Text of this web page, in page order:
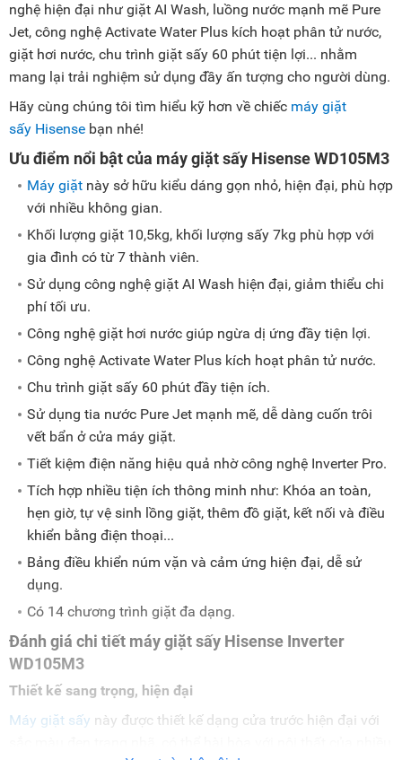
nghệ hiện đại như giặt AI Wash, luồng nước mạnh mẽ Pure
Jet, công nghệ Activate Water Plus kích hoạt phân tử nước,
giặt hơi nước, chu trình giặt sấy 60 phút tiện lợi... nhằm
mang lại trải nghiệm sử dụng đầy ấn tượng cho người dùng.
Hãy cùng chúng tôi tìm hiểu kỹ hơn về chiếc máy giặt
sấy Hisense bạn nhé!
Ưu điểm nổi bật của máy giặt sấy Hisense WD105M3
Máy giặt này sở hữu kiểu dáng gọn nhỏ, hiện đại, phù hợp
với nhiều không gian.
Khối lượng giặt 10,5kg, khối lượng sấy 7kg phù hợp với
gia đình có từ 7 thành viên.
Sử dụng công nghệ giặt AI Wash hiện đại, giảm thiểu chi
phí tối ưu.
Công nghệ giặt hơi nước giúp ngừa dị ứng đầy tiện lợi.
Công nghệ Activate Water Plus kích hoạt phân tử nước.
Chu trình giặt sấy 60 phút đầy tiện ích.
Sử dụng tia nước Pure Jet mạnh mẽ, dễ dàng cuốn trôi
vết bẩn ở cửa máy giặt.
Tiết kiệm điện năng hiệu quả nhờ công nghệ Inverter Pro.
Tích hợp nhiều tiện ích thông minh như: Khóa an toàn,
hẹn giờ, tự vệ sinh lồng giặt, thêm đồ giặt, kết nối và điều
khiển bằng điện thoại...
Bảng điều khiển núm vặn và cảm ứng hiện đại, dễ sử
dụng.
Có 14 chương trình giặt đa dạng.
Đánh giá chi tiết máy giặt sấy Hisense Inverter
WD105M3
Thiết kế sang trọng, hiện đại
Máy giặt sấy này được thiết kế dạng cửa trước hiện đại với